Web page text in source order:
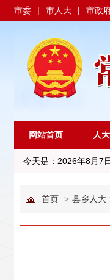
市委 | 市人大 | 市政
网站首页 人
今天是： 2026年8月7
首页 > 县乡人大